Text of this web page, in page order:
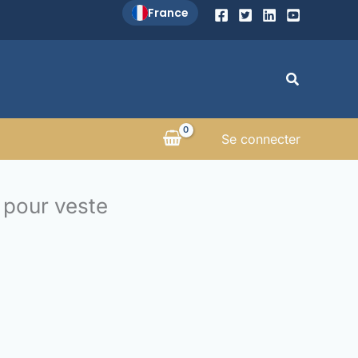
France
Se connecter
veste